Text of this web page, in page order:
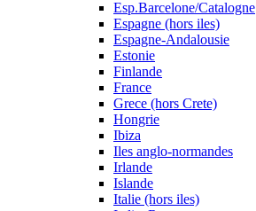
Esp.Barcelone/Catalogne
Espagne (hors iles)
Espagne-Andalousie
Estonie
Finlande
France
Grece (hors Crete)
Hongrie
Ibiza
Iles anglo-normandes
Irlande
Islande
Italie (hors iles)